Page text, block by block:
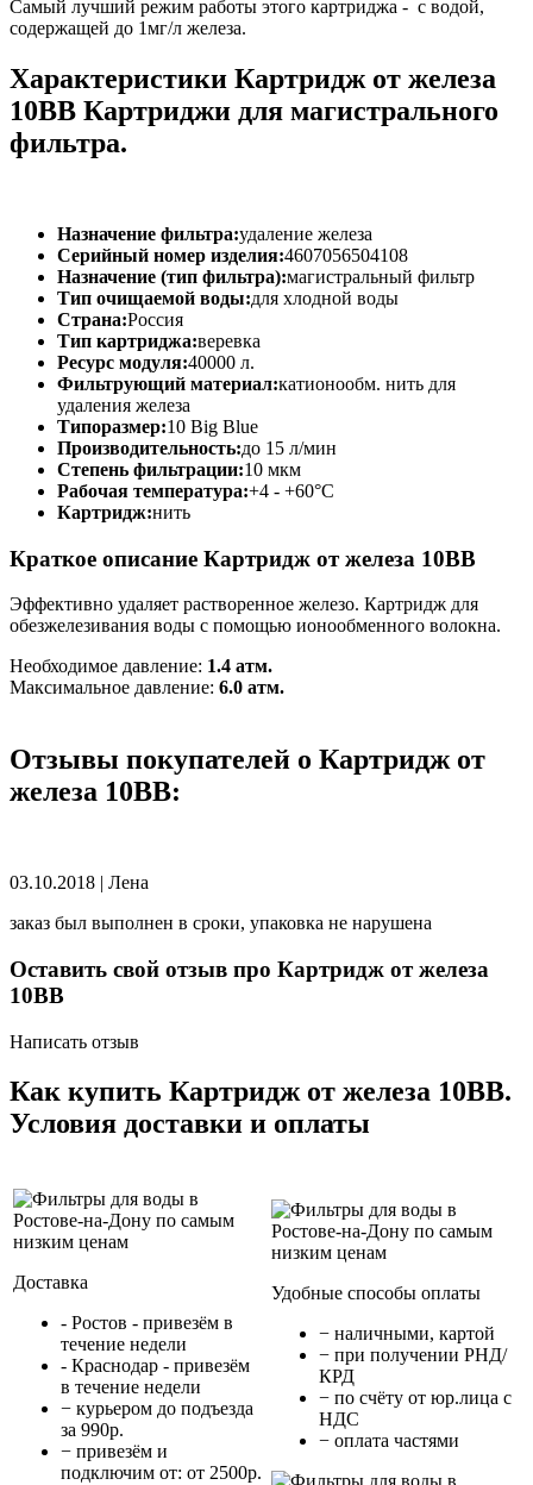
Самый лучший режим работы этого картриджа - с водой,
содержащей до 1мг/л железа.
Характеристики Картридж от железа
10BB Картриджи для магистрального
фильтра.
Назначение фильтра:удаление железа
Серийный номер изделия:4607056504108
Назначение (тип фильтра):магистральный фильтр
Тип очищаемой воды:для хлодной воды
Страна:Россия
Тип картриджа:веревка
Ресурс модуля:40000 л.
Фильтрующий материал:катионообм. нить для
удаления железа
Типоразмер:10 Big Blue
Производительность:до 15 л/мин
Степень фильтрации:10 мкм
Рабочая температура:+4 - +60°C
Картридж:нить
Краткое описание Картридж от железа 10BB
Эффективно удаляет растворенное железо. Картридж для
обезжелезивания воды с помощью ионообменного волокна.
Необходимое давление: 1.4 атм.
Максимальное давление: 6.0 атм.
Отзывы покупателей о Картридж от
железа 10BB:
03.10.2018 | Лена
заказ был выполнен в сроки, упаковка не нарушена
Оставить свой отзыв про Картридж от железа
10BB
Написать отзыв
Как купить Картридж от железа 10BB.
Условия доставки и оплаты
Доставка
- Ростов - привезём в
течение недели
- Краснодар - привезём
в течение недели
− курьером до подъезда
за 990р.
− привезём и
подключим от: от 2500р.
Удобные способы оплаты
− наличными, картой
− при получении РНД/
КРД
− по счёту от юр.лица с
НДС
− оплата частями